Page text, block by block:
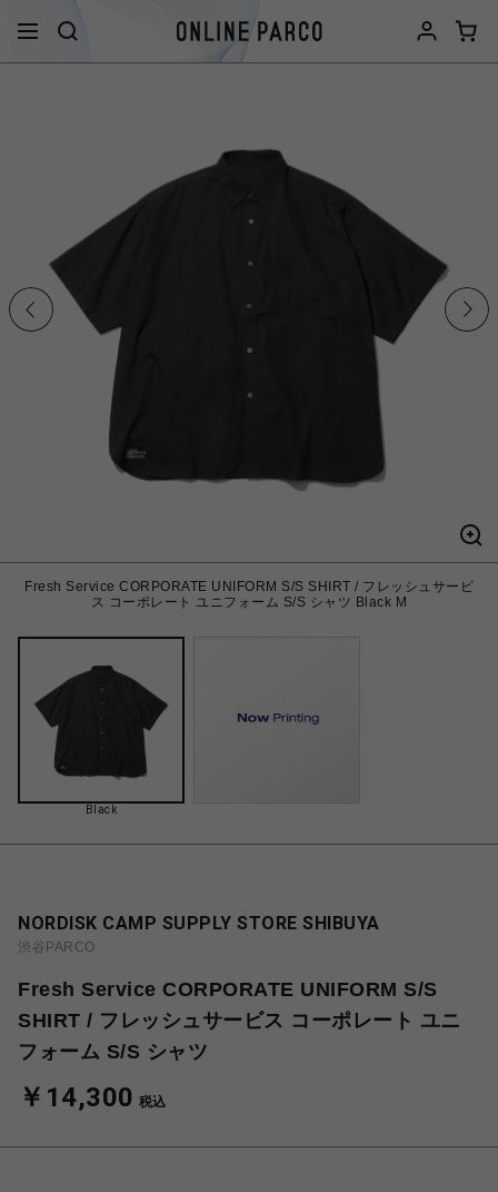
Fresh Service CORPORATE UNIFORM S/S SHIRT / フレッシュサービ
ス コーポレート ユニフォーム S/S シャツ Black M
Black
NORDISK CAMP SUPPLY STORE SHIBUYA
渋谷PARCO
Fresh Service CORPORATE UNIFORM S/S
SHIRT / フレッシュサービス コーポレート ユニ
フォーム S/S シャツ
￥14,300 税込